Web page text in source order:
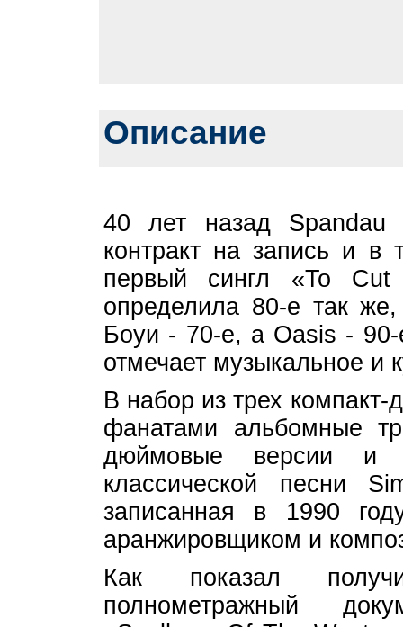
Описание
40 лет назад Spandau
контракт на запись и в
первый сингл «To
определила 80-е так
Боуи - 70-е, а Oasis -
отмечает музыкальное и
В набор из трех
фанатами альбомные
дюймовые версии и
классической песни
записанная в 1990
аранжировщиком и
Как показал
полнометражный